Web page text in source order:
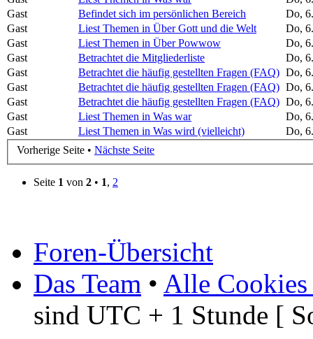
Gast
Befindet sich im persönlichen Bereich
Do,
Gast
Liest Themen in Über Gott und die Welt
Do,
Gast
Liest Themen in Über Powwow
Do,
Gast
Betrachtet die Mitgliederliste
Do,
Gast
Betrachtet die häufig gestellten Fragen (FAQ) Do,
Gast
Betrachtet die häufig gestellten Fragen (FAQ) Do,
Gast
Betrachtet die häufig gestellten Fragen (FAQ) Do,
Gast
Liest Themen in Was war
Do,
Gast
Liest Themen in Was wird (vielleicht)
Do,
Vorherige Seite • Nächste Seite
Seite 1 von 2 • 1, 2
Foren-Übersicht
Das Team • Alle Cookies
sind UTC + 1 Stunde [